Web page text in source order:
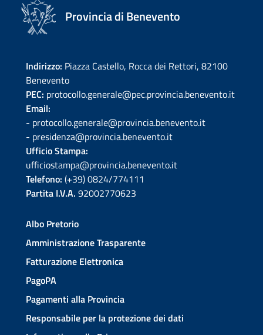
Provincia di Benevento
Indirizzo: Piazza Castello, Rocca dei Rettori, 82100
Benevento
PEC: protocollo.generale@pec.provincia.benevento.it
Email:
- protocollo.generale@provincia.benevento.it
- presidenza@provincia.benevento.it
Ufficio Stampa:
ufficiostampa@provincia.benevento.it
Telefono: (+39) 0824/774111
Partita I.V.A. 92002770623
Albo Pretorio
Amministrazione Trasparente
Fatturazione Elettronica
PagoPA
Pagamenti alla Provincia
Responsabile per la protezione dei dati